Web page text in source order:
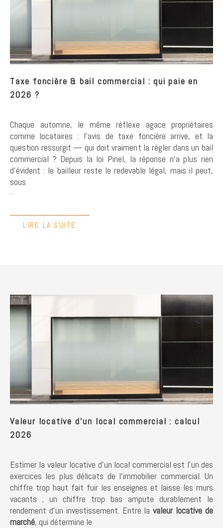
Taxe foncière & bail commercial : qui paie en
2026 ?
Chaque automne, le même réflexe agace propriétaires
comme locataires : l'avis de taxe foncière arrive, et la
question ressurgit — qui doit vraiment la régler dans un bail
commercial ? Depuis la loi Pinel, la réponse n'a plus rien
d'évident : le bailleur reste le redevable légal, mais il peut,
sous
...
LIRE LA SUITE
Valeur locative d'un local commercial : calcul
2026
Estimer la valeur locative d'un local commercial est l'un des
exercices les plus délicats de l'immobilier commercial. Un
chiffre trop haut fait fuir les enseignes et laisse les murs
vacants ; un chiffre trop bas ampute durablement le
rendement d'un investissement. Entre lavaleur locative de
marché, qui détermine le